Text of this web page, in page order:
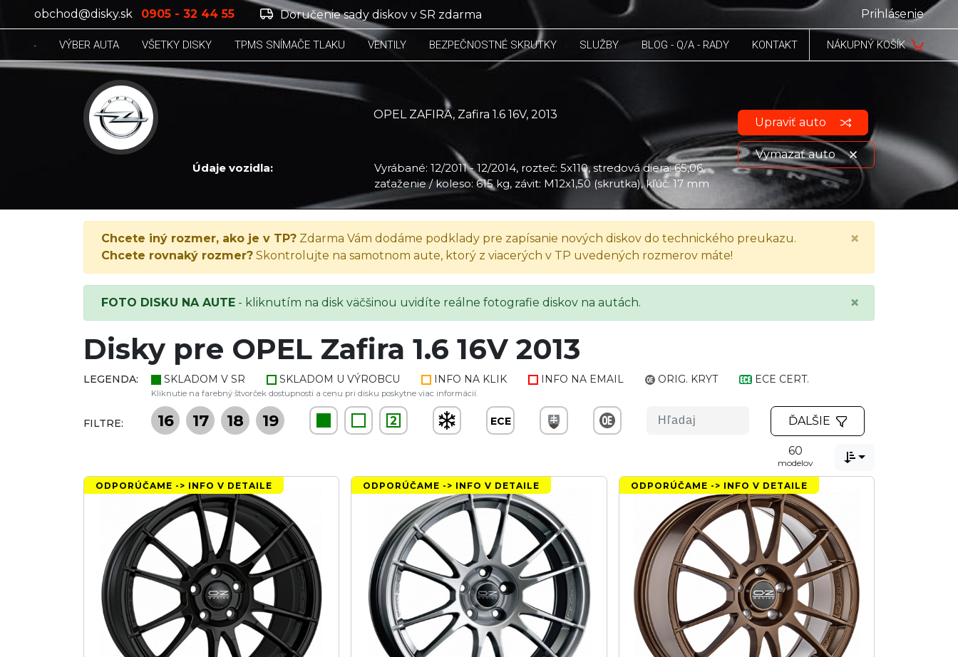
obchod@disky.sk 0905 - 32 44 55 Doručenie sady diskov v SR zdarma Prihlásenie
VÝBER AUTA VŠETKY DISKY TPMS SNÍMAČE TLAKU VENTILY BEZPEČNOSTNÉ SKRUTKY SLUŽBY BLOG - Q/A - RADY KONTAKT NÁKUPNÝ KOŠÍK
OPEL ZAFIRA, Zafira 1.6 16V, 2013
Údaje vozidla:
Vyrábané: 12/2011 - 12/2014, rozteč: 5x110, stredová diera: 65,06,
zaťaženie / koleso: 615 kg, závit: M12x1,50 (skrutka), kľúč: 17 mm
Upraviť auto
Vymazať auto
OPEL ZAFIRA, Zafira 1.6 16V, 2013
Zobraziť údaje o vozidle
Chcete iný rozmer, ako je v TP? Zdarma Vám dodáme podklady pre zapísanie nových diskov do technického preukazu.
Chcete rovnaký rozmer? Skontrolujte na samotnom aute, ktorý z viacerých v TP uvedených rozmerov máte!
×
FOTO DISKU NA AUTE - kliknutím na disk väčšinou uvidíte reálne fotografie diskov na autách. ×
Disky pre OPEL Zafira 1.6 16V 2013
LEGENDA: SKLADOM V SR SKLADOM U VÝROBCU INFO NA KLIK INFO NA EMAIL ORIG. KRYT ECE CERT.
Kliknutie na farebný štvorček dostupnosti a cenu pri disku poskytne viac informácií.
FILTRE: 16 17 18 19 2 ECE ĎALŠIE
60
modelov 
ODPORÚČAME -> INFO V DETAILE ODPORÚČAME -> INFO V DETAILE ODPORÚČAME -> INFO V DETAILE